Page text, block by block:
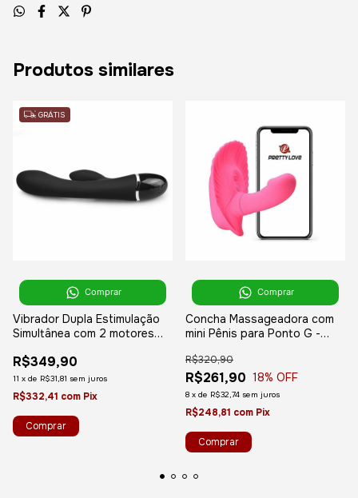
Produtos similares
GRÁTIS
Comprar
Vibrador Dupla Estimulação
Simultânea com 2 motores
Recarregável - Lovetoy O-
Sensual Clit Duo Climax
R$349,90
11 x de R$31,81 sem juros
R$332,41 com Pix
Comprar
Concha Massageadora com
mini Pênis para Ponto G -
Aplicativo para Smartphone
Fancy Clamshell- Pretty
R$261,90
R$320,90
18% OFF
8 x de R$32,74 sem juros
R$248,81 com Pix